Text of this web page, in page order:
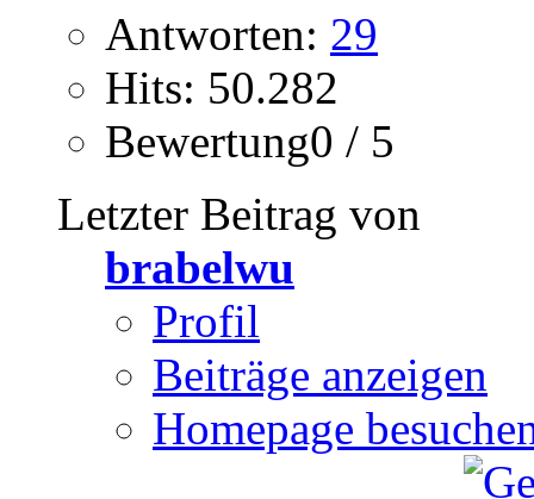
Antworten: 29
Hits: 50.282
Bewertung0 / 5
Letzter Beitrag von
brabelwu
Profil
Beiträge anzeigen
Homepage